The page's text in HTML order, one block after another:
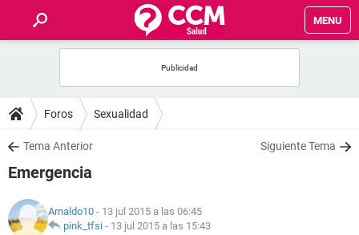
MENU
FOROS
SALUD
FAMILIA
NUTRICIÓN
Foros Sexualidad
Tema Anterior Siguiente Tema
Emergencia
Arnaldo10 - 13 jul 2015 a las 06:45
pink_tfsi - 13 jul 2015 a las 15:43